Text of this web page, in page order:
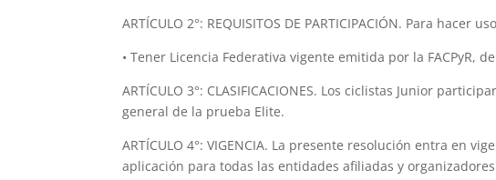
ARTÍCULO 2°: REQUISITOS DE PARTICIPACIÓN. Para
• Tener Licencia Federativa vigente emitida por la FACPyR,
ARTÍCULO 3°: CLASIFICACIONES. Los ciclistas Junior
general de la prueba Elite.
ARTÍCULO 4°: VIGENCIA. La presente resolución entra en
aplicación para todas las entidades afiliadas y